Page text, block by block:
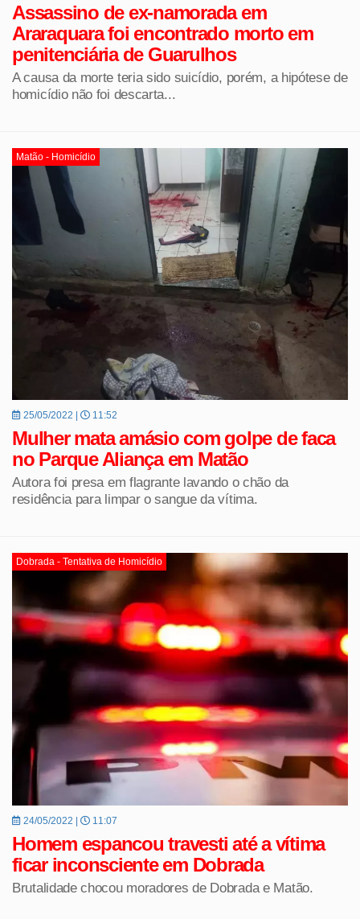
Assassino de ex-namorada em
Araraquara foi encontrado morto em
penitenciária de Guarulhos
A causa da morte teria sido suicídio, porém, a hipótese de
homicídio não foi descarta...
Matão - Homicídio
25/05/2022 | 11:52
Mulher mata amásio com golpe de faca
no Parque Aliança em Matão
Autora foi presa em flagrante lavando o chão da
residência para limpar o sangue da vítima.
Dobrada - Tentativa de Homicídio
24/05/2022 | 11:07
Homem espancou travesti até a vítima
ficar inconsciente em Dobrada
Brutalidade chocou moradores de Dobrada e Matão.